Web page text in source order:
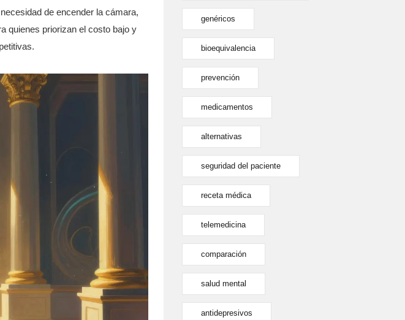
de encender la cámara,
quienes priorizan el costo bajo y
genéricos
bioequivalencia
prevención
medicamentos
alternativas
seguridad del paciente
receta médica
telemedicina
comparación
salud mental
antidepresivos